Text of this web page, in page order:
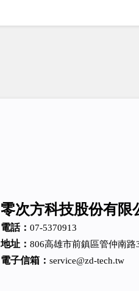
零次方科技股份有限
電話： 07-5370913
地址： 806高雄市前鎮區管仲南路
電子信箱： service@zd-tech.tw